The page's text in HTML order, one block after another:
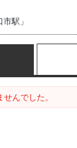
市駅 」
んでした。